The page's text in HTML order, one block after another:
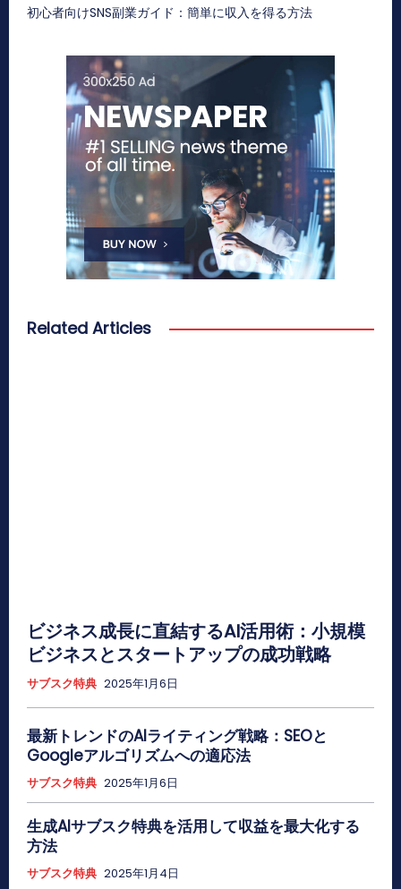
初心者向けSNS副業ガイド：簡単に収入を得る方法
Related Articles
ビジネス成長に直結するAI活用術：小規模
ビジネスとスタートアップの成功戦略
サブスク特典 2025年1月6日
最新トレンドのAIライティング戦略：SEOと
Googleアルゴリズムへの適応法
サブスク特典 2025年1月6日
生成AIサブスク特典を活用して収益を最大化する
方法
サブスク特典 2025年1月4日